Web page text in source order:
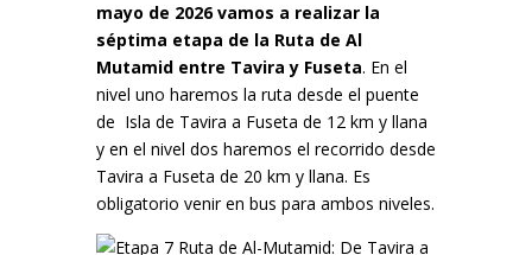
mayo de 2026 vamos a realizar la
séptima etapa de la Ruta de Al
Mutamid entre Tavira y Fuseta. En el
nivel uno haremos la ruta desde el puente
de Isla de Tavira a Fuseta de 12 km y llana
y en el nivel dos haremos el recorrido desde
Tavira a Fuseta de 20 km y llana. Es
obligatorio venir en bus para ambos niveles.